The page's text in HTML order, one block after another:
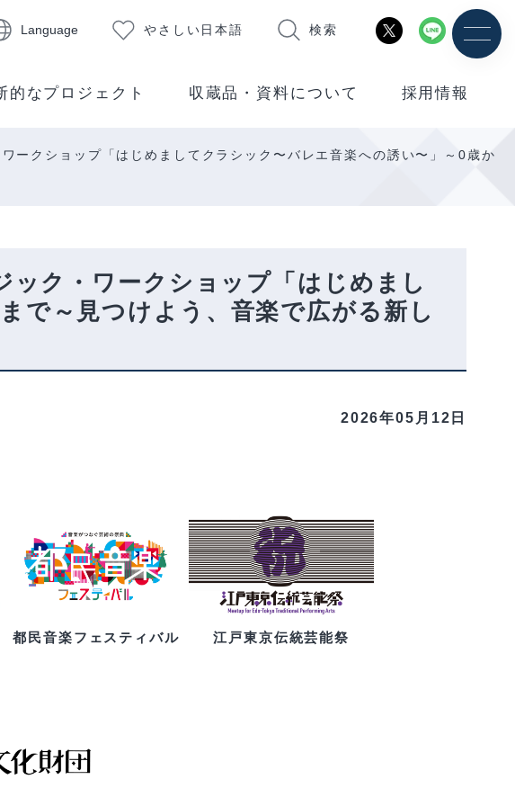
Language やさしい日本語 検索
的なプロジェクト 収蔵品・資料について 採用情報
ークショップ「はじめましてクラシック〜バレエ音楽への誘い〜」～0歳か
ック・ワークショップ「はじめまし
で～見つけよう、音楽で広がる新し
2026年05月12日
都民音楽フェスティバル 江戸東京伝統芸能祭